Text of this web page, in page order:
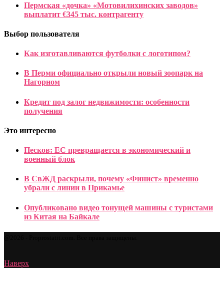
Пермская «дочка» «Мотовилихинских заводов»
выплатит €345 тыс. контрагенту
Выбор пользователя
Как изготавливаются футболки с логотипом?
В Перми официально открыли новый зоопарк на
Нагорном
Кредит под залог недвижимости: особенности
получения
Это интересно
Песков: ЕС превращается в экономический и
военный блок
В СвЖД раскрыли, почему «Финист» временно
убрали с линии в Прикамье
Опубликовано видео тонущей машины с туристами
из Китая на Байкале
Наверх